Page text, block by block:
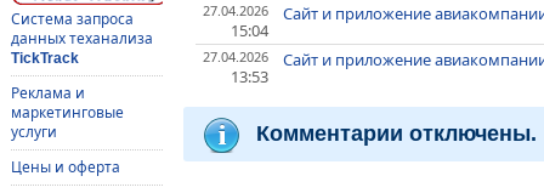
Система запроса
данных теханализа
TickTrack
Реклама и
маркетинговые
услуги
Цены и оферта
27.04.2026
15:04
Сайт и приложение
27.04.2026
13:53
Сайт и приложение
Комментарии отключены.